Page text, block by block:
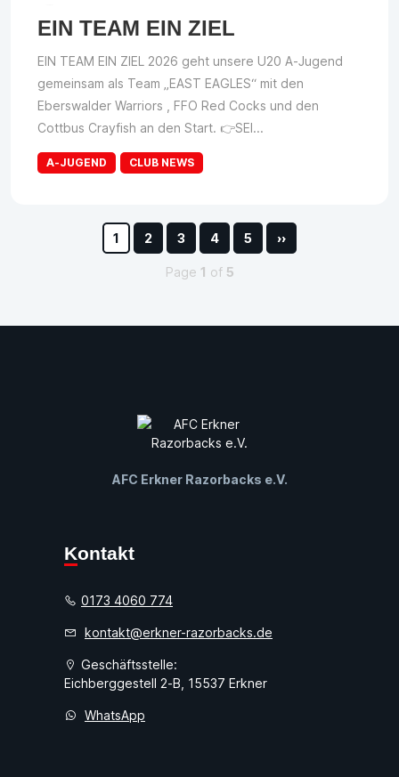
EIN TEAM EIN ZIEL
EIN TEAM EIN ZIEL 2026 geht unsere U20 A-Jugend
gemeinsam als Team „EAST EAGLES“ mit den
Eberswalder Warriors , FFO Red Cocks und den
Cottbus Crayfish an den Start. 👉SEI...
A-JUGEND CLUB NEWS
1 2 3 4 5 ››
Page 1 of 5
AFC Erkner Razorbacks e.V.
Kontakt
0173 4060 774
kontakt@erkner-razorbacks.de
Geschäftsstelle:
Eichberggestell 2-B, 15537 Erkner
WhatsApp